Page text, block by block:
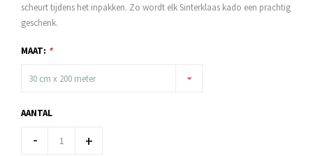
scheurt tijdens het inpakken. Zo wordt elk Sinterklaas kado een prachtig
geschenk.
MAAT: *
30 cm x 200 meter
AANTAL
- +